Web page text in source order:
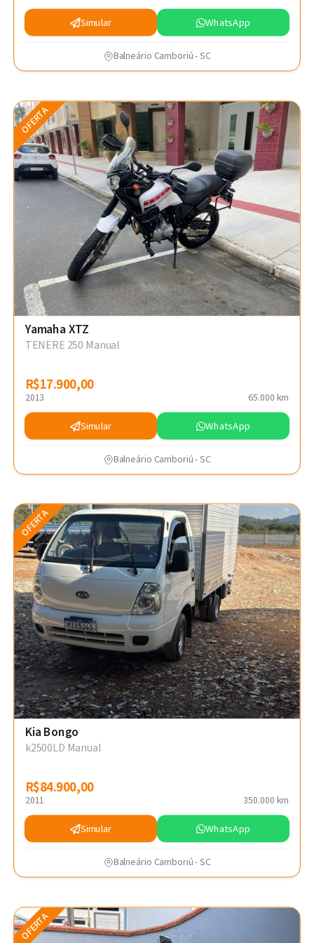
Simular WhatsApp
Balneário Camboriú - SC
OFERTA
Yamaha XTZ
TENERE 250 Manual
R$17.900,00
R$17.900,00
2013 65.000 km
Simular WhatsApp
Balneário Camboriú - SC
OFERTA
Kia Bongo
k2500LD Manual
R$84.900,00
R$84.900,00
2011 350.000 km
Simular WhatsApp
Balneário Camboriú - SC
OFERTA